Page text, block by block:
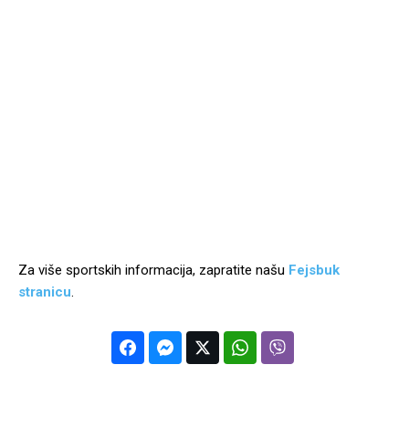
Za više sportskih informacija, zapratite našu Fejsbuk
stranicu.